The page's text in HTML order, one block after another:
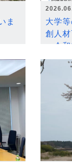
ま
大学
創人
～令